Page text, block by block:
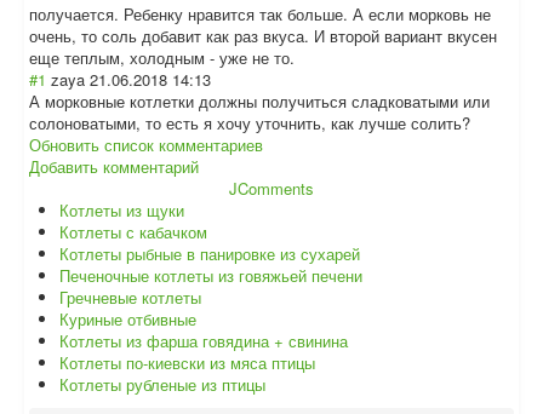
получается. Ребенку нравится так больше. А если морковь не
очень, то соль добавит как раз вкуса. И второй вариант вкусен
еще теплым, холодным - уже не то.
#1 zaya 21.06.2018 14:13
А морковные котлетки должны получиться сладковатыми или
солоноватыми, то есть я хочу уточнить, как лучше солить?
Обновить список комментариев
Добавить комментарий
JComments
Котлеты из щуки
Котлеты с кабачком
Котлеты рыбные в панировке из сухарей
Печеночные котлеты из говяжьей печени
Гречневые котлеты
Куриные отбивные
Котлеты из фарша говядина + свинина
Котлеты по-киевски из мяса птицы
Котлеты рубленые из птицы